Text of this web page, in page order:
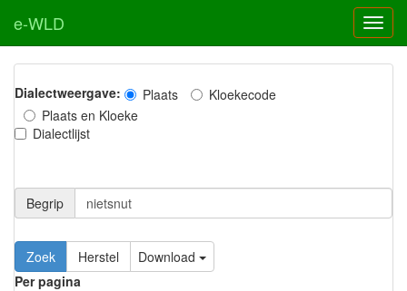
e-WLD
Dialectweergave: Plaats
Kloekecode
Plaats en Kloeke
Dialectlijst
Begrip
Zoek Herstel
Download
Per pagina